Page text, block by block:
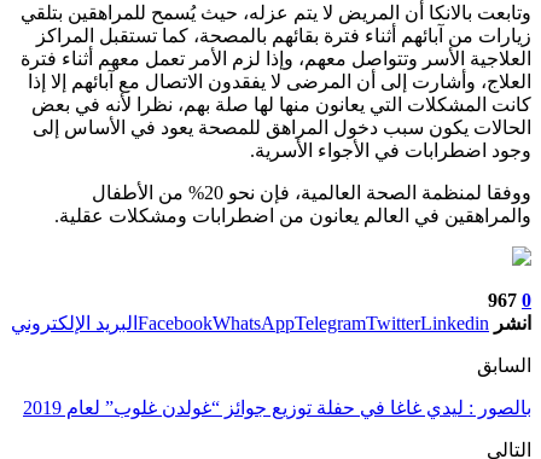
وتابعت بالانكا أن المريض لا يتم عزله، حيث يُسمح للمراهقين بتلقي
زيارات من آبائهم أثناء فترة بقائهم بالمصحة، كما تستقبل المراكز
العلاجية الأسر وتتواصل معهم، وإذا لزم الأمر تعمل معهم أثناء فترة
العلاج، وأشارت إلى أن المرضى لا يفقدون الاتصال مع آبائهم إلا إذا
كانت المشكلات التي يعانون منها لها صلة بهم، نظرا لأنه في بعض
الحالات يكون سبب دخول المراهق للمصحة يعود في الأساس إلى
وجود اضطرابات في الأجواء الأسرية.
ووفقا لمنظمة الصحة العالمية، فإن نحو 20% من الأطفال
والمراهقين في العالم يعانون من اضطرابات ومشكلات عقلية.
0
967
انشر
FacebookWhatsAppTelegramTwitterLinkedin البريد الإلكتروني
السابق
بالصور : ليدي غاغا في حفلة توزيع جوائز “غولدن غلوب” لعام 2019
التالي